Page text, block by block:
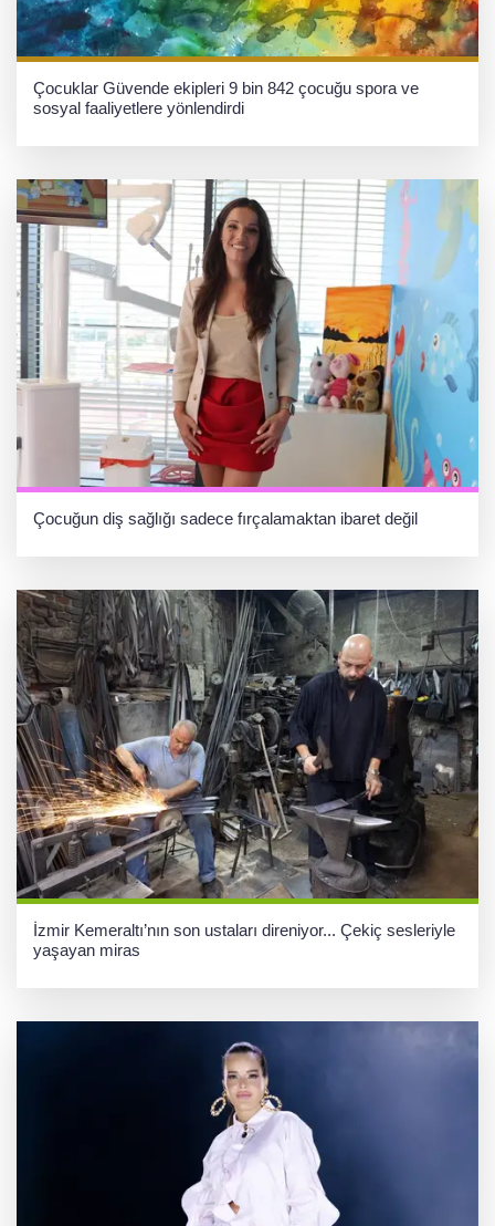
Çocuklar Güvende ekipleri 9 bin 842 çocuğu spora ve
sosyal faaliyetlere yönlendirdi
Çocuğun diş sağlığı sadece fırçalamaktan ibaret değil
İzmir Kemeraltı’nın son ustaları direniyor... Çekiç sesleriyle
yaşayan miras